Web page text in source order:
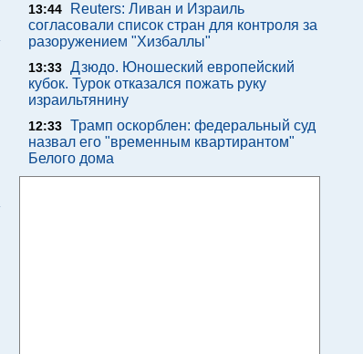
13:44
Reuters: Ливан и Израиль
согласовали список стран для контроля за
разоружением "Хизбаллы"
13:33 Дзюдо. Юношеский европейский
кубок. Турок отказался пожать руку
израильтянину
12:33 Трамп оскорблен: федеральный суд
назвал его "временным квартирантом"
Белого дома